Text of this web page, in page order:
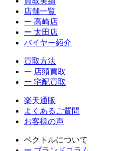
店舗一覧
ー 高崎店
ー 太田店
バイヤー紹介
買取方法
ー 店頭買取
ー 宅配買取
楽天通販
よくあるご質問
お客様の声
ベクトルについて